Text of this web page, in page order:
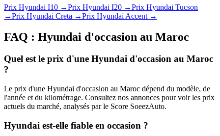
Prix Hyundai I10 →Prix Hyundai I20 →Prix Hyundai Tucson
→Prix Hyundai Creta →Prix Hyundai Accent →
FAQ : Hyundai d'occasion au Maroc
Quel est le prix d'une Hyundai d'occasion au Maroc
?
Le prix d'une Hyundai d'occasion au Maroc dépend du modèle, de
l'année et du kilométrage. Consultez nos annonces pour voir les prix
actuels du marché, analysés par le Score SoeezAuto.
Hyundai est-elle fiable en occasion ?